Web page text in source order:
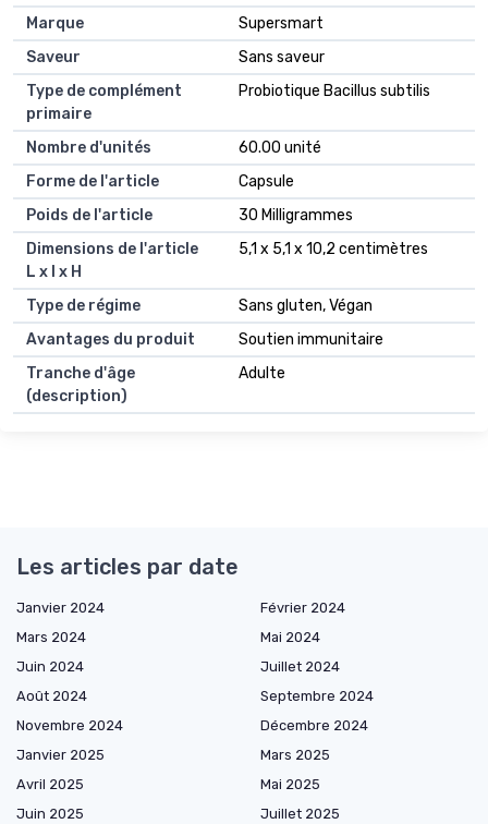
Marque
Supersmart
Saveur
Sans saveur
Type de complément
primaire
Probiotique Bacillus subtilis
Nombre d'unités
60.00 unité
Forme de l'article
Capsule
Poids de l'article
30 Milligrammes
Dimensions de l'article
L x l x H
5,1 x 5,1 x 10,2 centimètres
Type de régime
Sans gluten, Végan
Avantages du produit
Soutien immunitaire
Tranche d'âge
(description)
Adulte
Les articles par date
Janvier 2024
Février 2024
Mars 2024
Mai 2024
Juin 2024
Juillet 2024
Août 2024
Septembre 2024
Novembre 2024
Décembre 2024
Janvier 2025
Mars 2025
Avril 2025
Mai 2025
Juin 2025
Juillet 2025